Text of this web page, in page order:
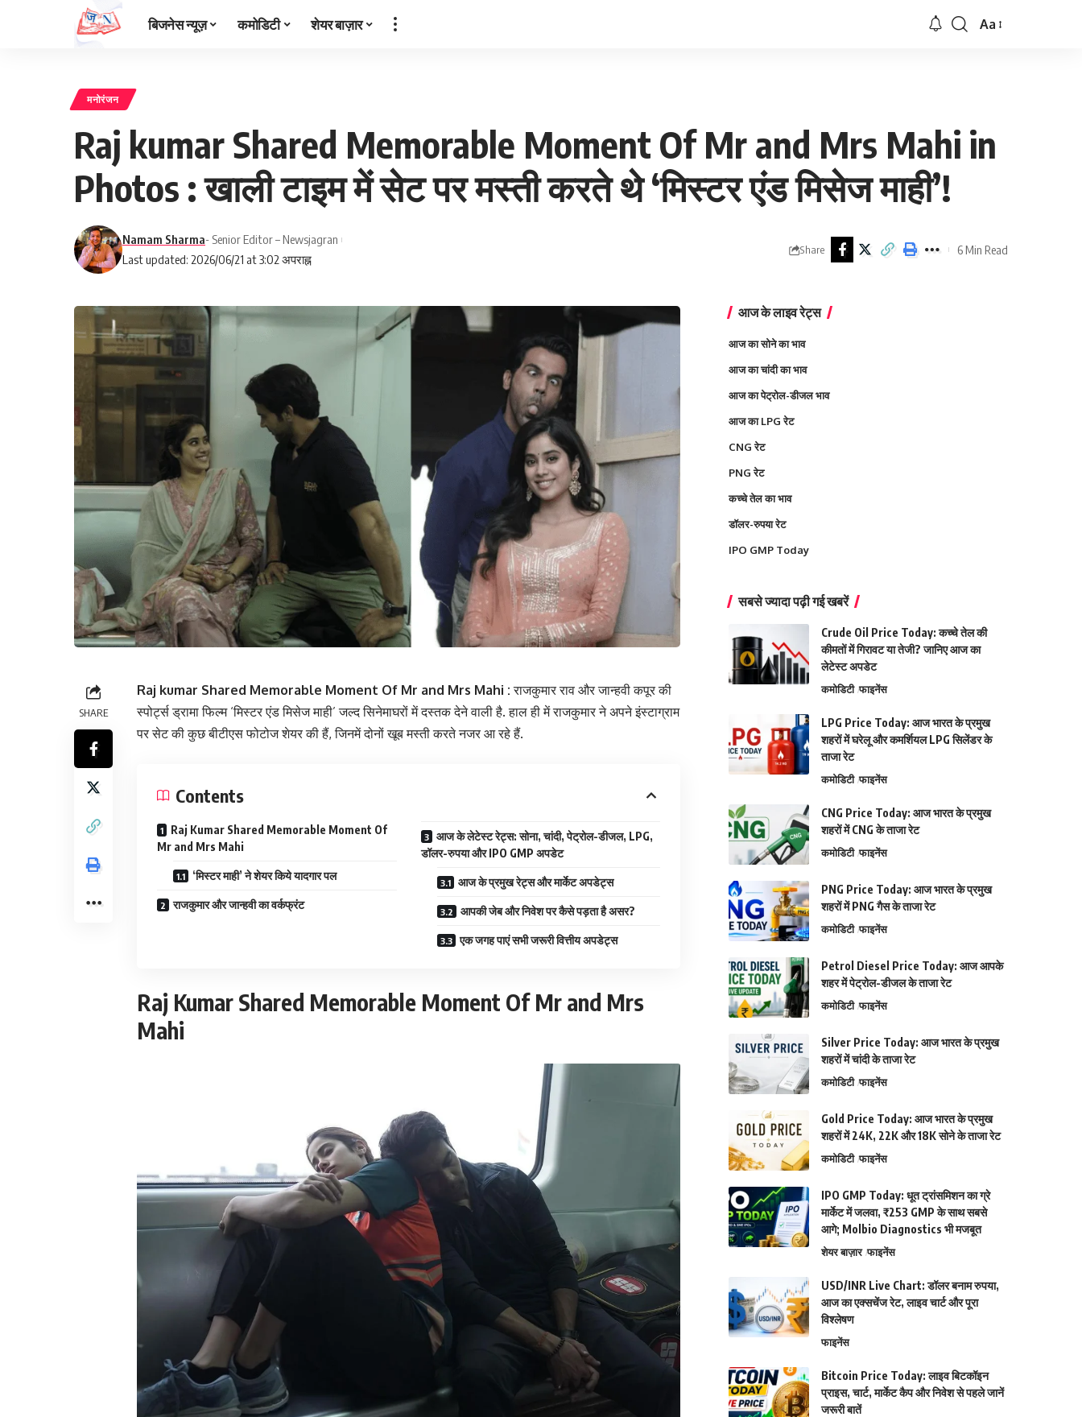
बिजनेस न्यूज़ कमोडिटी शेयर बाज़ार
Font
Aa
मनोरंजन
Raj kumar Shared Memorable Moment Of Mr and Mrs Mahi in
Photos : खाली टाइम में सेट पर मस्ती करते थे ‘मिस्टर एंड मिसेज माही’!
Last updated: 2026/06/21 at 3:02 अपराह्न
Namam Sharma- Senior Editor – Newsjagran
Share 6 Min Read
SHARE
Raj kumar Shared Memorable Moment Of Mr and Mrs Mahi :राजकुमार राव और जान्हवी कपूर की
स्पोर्ट्स ड्रामा फिल्म ‘मिस्टर एंड मिसेज माही’ जल्द सिनेमाघरों में दस्तक देने वाली है. हाल ही में राजकुमार ने अपने इंस्टाग्राम
पर सेट की कुछ बीटीएस फोटोज शेयर की हैं, जिनमें दोनों खूब मस्ती करते नजर आ रहे हैं.
Contents
Raj Kumar Shared Memorable Moment Of
Mr and Mrs Mahi
‘मिस्टर माही’ ने शेयर किये यादगार पल
राजकुमार और जान्हवी का वर्कफ्रंट
आज के लेटेस्ट रेट्स: सोना, चांदी, पेट्रोल-डीजल, LPG,
डॉलर-रुपया और IPO GMP अपडेट
आज के प्रमुख रेट्स और मार्केट अपडेट्स
आपकी जेब और निवेश पर कैसे पड़ता है असर?
एक जगह पाएं सभी जरूरी वित्तीय अपडेट्स
Raj Kumar Shared Memorable Moment Of Mr and Mrs
Mahi
आज के लाइव रेट्स
आज का सोने का भाव
आज का चांदी का भाव
आज का पेट्रोल-डीजल भाव
आज का LPG रेट
CNG रेट
PNG रेट
कच्चे तेल का भाव
डॉलर-रुपया रेट
IPO GMP Today
सबसे ज्यादा पढ़ी गई खबरें
Crude Oil Price Today: कच्चे तेल की
कीमतों में गिरावट या तेजी? जानिए आज का
लेटेस्ट अपडेट
कमोडिटी फाइनेंस
LPG Price Today: आज भारत के प्रमुख
शहरों में घरेलू और कमर्शियल LPG सिलेंडर के
ताजा रेट
कमोडिटी फाइनेंस
CNG Price Today: आज भारत के प्रमुख
शहरों में CNG के ताजा रेट
कमोडिटी फाइनेंस
PNG Price Today: आज भारत के प्रमुख
शहरों में PNG गैस के ताजा रेट
कमोडिटी फाइनेंस
Petrol Diesel Price Today: आज आपके
शहर में पेट्रोल-डीजल के ताजा रेट
कमोडिटी फाइनेंस
Silver Price Today: आज भारत के प्रमुख
शहरों में चांदी के ताजा रेट
कमोडिटी फाइनेंस
Gold Price Today: आज भारत के प्रमुख
शहरों में 24K, 22K और 18K सोने के ताजा रेट
कमोडिटी फाइनेंस
IPO GMP Today: धूत ट्रांसमिशन का ग्रे
मार्केट में जलवा, ₹253 GMP के साथ सबसे
आगे; Molbio Diagnostics भी मजबूत
शेयर बाज़ार फाइनेंस
USD/INR Live Chart: डॉलर बनाम रुपया,
आज का एक्सचेंज रेट, लाइव चार्ट और पूरा
विश्लेषण
फाइनेंस
Bitcoin Price Today: लाइव बिटकॉइन
प्राइस, चार्ट, मार्केट कैप और निवेश से पहले जानें
जरूरी बातें